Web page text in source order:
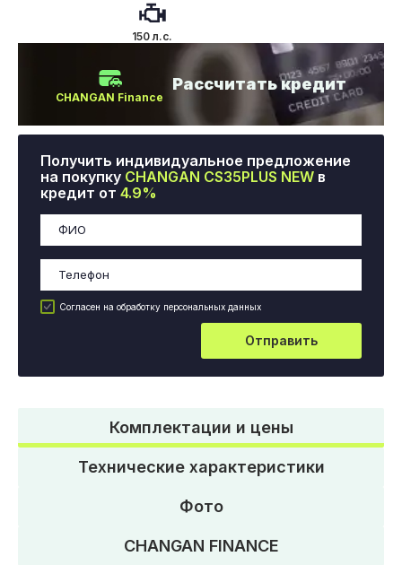
150 л.с.
CHANGAN Finance
Рассчитать кредит
Получить индивидуальное предложение
на покупку CHANGAN CS35PLUS NEW в
кредит от 4.9%
Согласен на обработку персональных данных
Отправить
Комплектации и цены
Технические характеристики
Фото
CHANGAN FINANCE